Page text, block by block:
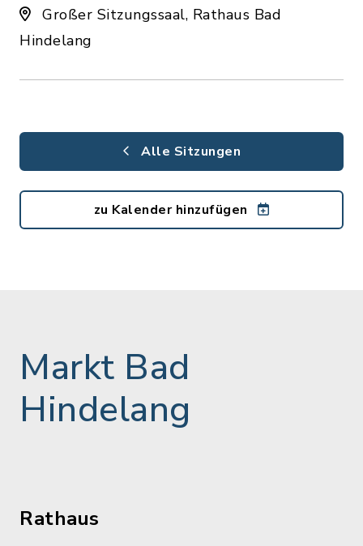
Großer Sitzungssaal, Rathaus Bad
Hindelang
Alle Sitzungen
zu Kalender hinzufügen
Markt Bad
Hindelang
Rathaus